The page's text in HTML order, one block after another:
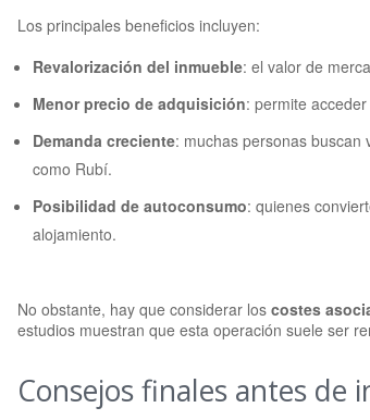
Los principales beneficios incluyen:
Revalorización del inmueble: el valor de
Menor precio de adquisición: permite
Demanda creciente: muchas personas buscan
como Rubí.
Posibilidad de autoconsumo: quienes
alojamiento.
No obstante, hay que considerar los costes
estudios muestran que esta operación suele ser
Consejos finales antes de